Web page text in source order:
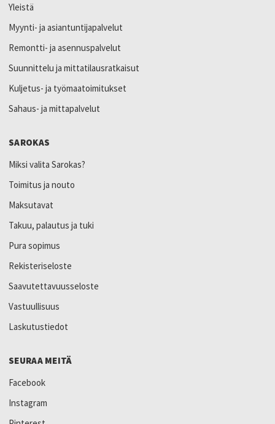
Yleistä
Myynti- ja asiantuntijapalvelut
Remontti- ja asennuspalvelut
Suunnittelu ja mittatilausratkaisut
Kuljetus- ja työmaatoimitukset
Sahaus- ja mittapalvelut
SAROKAS
Miksi valita Sarokas?
Toimitus ja nouto
Maksutavat
Takuu, palautus ja tuki
Pura sopimus
Rekisteriseloste
Saavutettavuusseloste
Vastuullisuus
Laskutustiedot
SEURAA MEITÄ
Facebook
Instagram